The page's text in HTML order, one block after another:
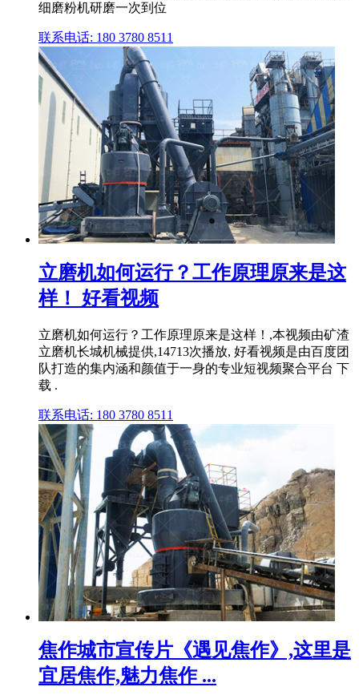
细磨粉机研磨一次到位
联系电话: 180 3780 8511
立磨机如何运行？工作原理原来是这
样！ 好看视频
立磨机如何运行？工作原理原来是这样！,本视频由矿渣
立磨机长城机械提供,14713次播放, 好看视频是由百度团
队打造的集内涵和颜值于一身的专业短视频聚合平台 下
载 .
联系电话: 180 3780 8511
焦作城市宣传片《遇见焦作》,这里是
宜居焦作,魅力焦作 ...